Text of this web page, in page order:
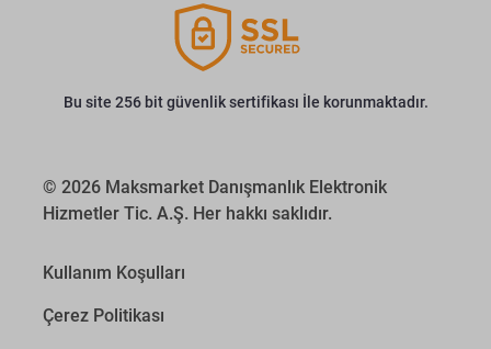
Bu site 256 bit güvenlik sertifikası İle korunmaktadır.
© 2026 Maksmarket Danışmanlık Elektronik
Hizmetler Tic. A.Ş. Her hakkı saklıdır.
Kullanım Koşulları
Çerez Politikası